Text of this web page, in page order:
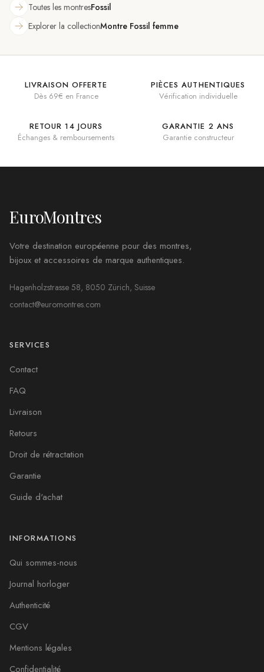
Toutes les montresFossil
Explorer la collectionMontre Fossil femme
LIVRAISON OFFERTE
Dès 69€ en France
PIÈCES AUTHENTIQUES
Vérification individuelle
RETOUR 14 JOURS
Échanges & remboursements
GARANTIE 2 ANS
Garantie constructeur
EuroMontres
Votre destination européenne pour des montres,
bijoux et accessoires de marque authentiques.
Hagenholzstrasse 58, 8050 Zürich, Suisse
contact@euromontres.com
SERVICES
Contact
FAQ
Livraison
Retours
Droit de rétractation
Garantie
Guide d'achat
INFORMATIONS
Qui sommes-nous
Journal horloger
Authenticité
CGV
Mentions légales
Confidentialité